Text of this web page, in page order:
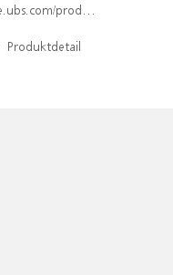
index/isin/DE000UL37MK6
Produktdetail